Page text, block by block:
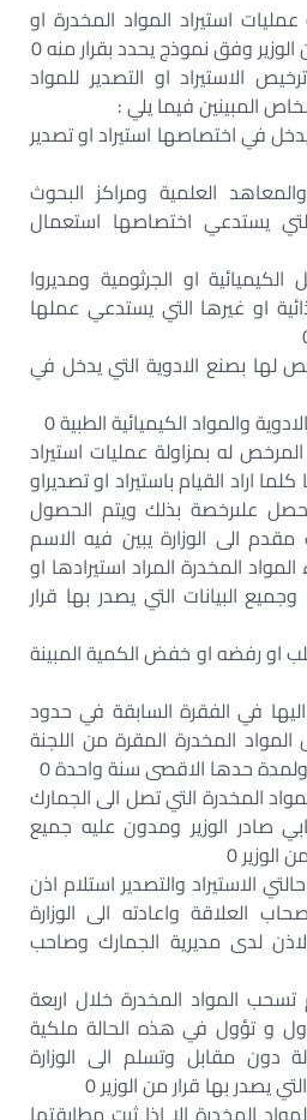
استيراد المواد المخدرة او
وفق نموذج يحدد بقرار منه 0
الاستيراد او التصدير للمواد
المبينين فيما يلي :
في اختصاصها استيراد او تصدير
العلمية ومراكز البحوث
يستدعي اختصاصها استعمال
او الجرثومية ومديروا
او غيرها التي يستدعي عملها
لها بصنع الادوية التي يدخل في
والمواد الكيميائية الطبية 0
له بمزاولة عمليات استيراد
اراد القيام باستيراد او تصديراو
علىرخصة بذلك ويتم الحصول
الى الوزارة يبين فيه الاسم
المخدرة المراد استيرادها او
البيانات التي يصدر بها قرار
او رفضه او خفض الكمية المبينة
في الفقرة السابقة في حدود
المخدرة المقرة من اللجنة
حدها الاقصى سنة واحدة 0
المخدرة التي تصل الى الجمارك
صادر الوزير ومدون عليه جميع
الوزير 0
الاستيراد والتصدير استلام اذن
العلاقة واعادته الى الوزارة
لدى مديرية الجمارك وصاحب
تسحب المواد المخدرة خلال اربعة
و تؤول في هذه الحالة ملكية
دون مقابل وتسلم الى الوزارة
يصدر بها قرار من الوزير 0